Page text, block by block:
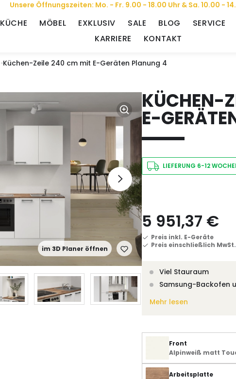
Unsere Öffnungszeiten: Mo. - Fr. 9.00 - 18.00 Uhr & Sa. 10.00 -
KÜCHE MÖBEL EXKLUSIV SALE BLOG SERVICE
KARRIERE
KONTAKT
Küchen-Zeile 240 cm mit E-Geräten Planung 4
im 3D Planer öffnen
KÜCHEN-
E-
LIEFERUNG 6-12
5 951,37 €
Preis inkl. E-Geräte
Preis einschließlich MwSt.
Viel Stauraum
Samsung-Backofen
Mehr lesen
Front
Alpinweiß matt
Arbeitsplatte